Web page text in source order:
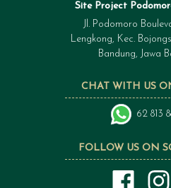
FOLLOW US ON
CHAT WITH US
62 813
Site Project
Jl. Podomoro
Lengkong, Kec.
Bandung, Jawa